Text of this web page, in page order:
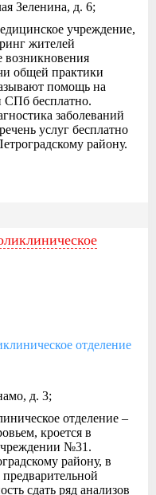
Зеленина, д. 6;
учреждение,
жителей
возникновения
общей практики
помощь на
СПб бесплатно.
заболеваний
услуг бесплатно
району.
д. 3;
отделение –
кроется в
№31.
району, в
сдать ряд анализов